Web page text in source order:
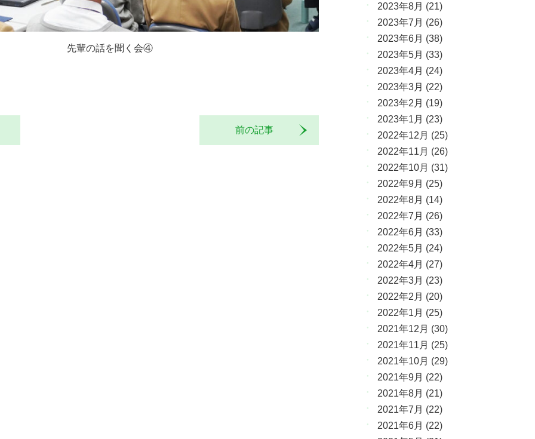
先輩の話を聞く会④
前の記事
2023年8月 (21)
2023年7月 (26)
2023年6月 (38)
2023年5月 (33)
2023年4月 (24)
2023年3月 (22)
2023年2月 (19)
2023年1月 (23)
2022年12月 (25)
2022年11月 (26)
2022年10月 (31)
2022年9月 (25)
2022年8月 (14)
2022年7月 (26)
2022年6月 (33)
2022年5月 (24)
2022年4月 (27)
2022年3月 (23)
2022年2月 (20)
2022年1月 (25)
2021年12月 (30)
2021年11月 (25)
2021年10月 (29)
2021年9月 (22)
2021年8月 (21)
2021年7月 (22)
2021年6月 (22)